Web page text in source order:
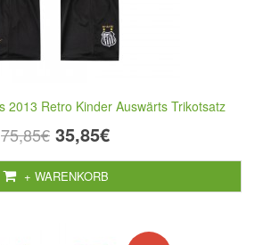
2013 Retro Kinder Auswärts Trikotsatz
75,85€ 35,85€
+ WARENKORB